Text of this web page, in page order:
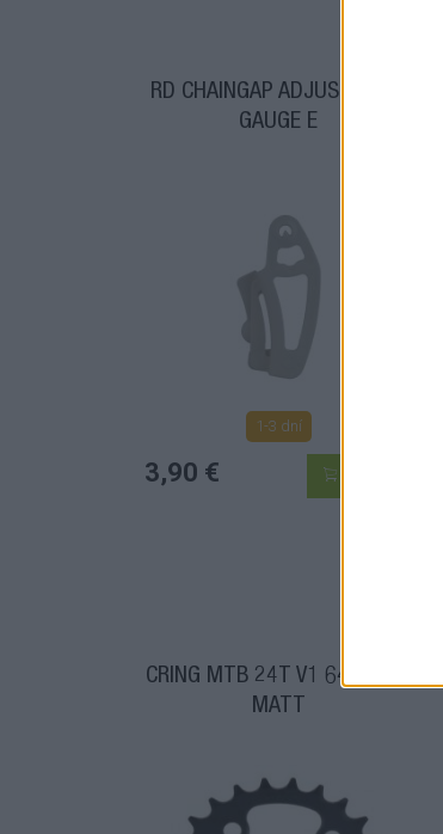
RD CHAINGAP ADJUSTMENT
GAUGE E
1-3 dní
3,90 €
CRING MTB 24T V1 64 STEEL
MATT